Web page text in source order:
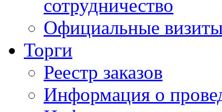
сотрудничество
Официальные
Торги
Реестр заказов
Информация о